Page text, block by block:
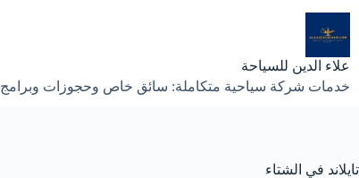
المحتوى
علاء الدين للسياحة
خدمات شركة سياحية متكاملة: سائق خاص وحجوزات وبرامج
تايلاند في الشتاء